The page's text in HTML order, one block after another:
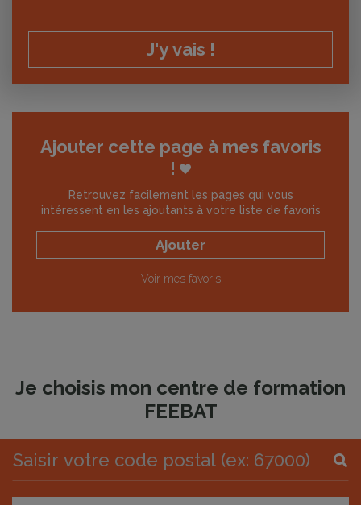
J'y vais !
Ajouter cette page à mes favoris
!
Retrouvez facilement les pages qui vous
intéressent en les ajoutants à votre liste de favoris
Ajouter
Voir mes favoris
Je choisis mon centre de formation
FEEBAT